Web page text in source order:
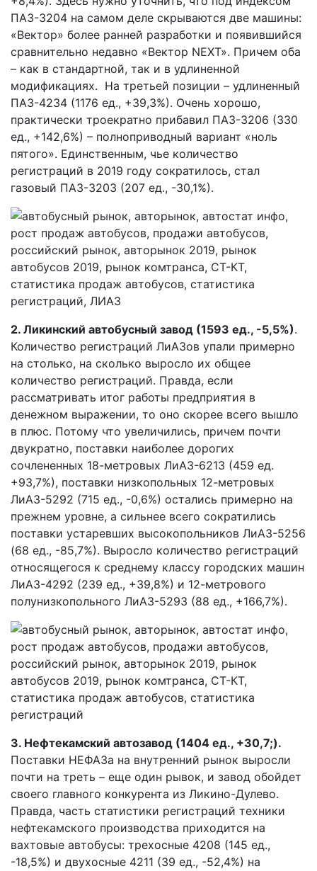
ПАЗ-3204 на самом деле скрываются две машины:
«Вектор» более ранней разработки и появившийся
сравнительно недавно «Вектор NEXT». Причем оба
– как в стандартной, так и в удлиненной
модификациях. На третьей позиции – удлиненный
ПАЗ-4234 (1176 ед., +39,3%). Очень хорошо,
практически троекратно прибавил ПАЗ-3206 (330
ед., +142,6%) – полноприводный вариант «ноль
пятого». Единственным, чье количество
регистраций в 2019 году сократилось, стал
газовый ПАЗ-3203 (207 ед., -30,1%).
2. Ликинский автобусный завод (1593 ед., -5,5%).
Количество регистраций ЛиАЗов упали примерно
на столько, на сколько выросло их общее
количество регистраций. Правда, если
рассматривать итог работы предприятия в
денежном выражении, то оно скорее всего вышло
в плюс. Потому что увеличились, причем почти
двукратно, поставки наиболее дорогих
сочлененных 18-метровых ЛиАЗ-6213 (459 ед.
+93,7%), поставки низкопольных 12-метровых
ЛиАЗ-5292 (715 ед., -0,6%) остались примерно на
прежнем уровне, а сильнее всего сократились
поставки устаревших высокопольников ЛиАЗ-5256
(68 ед., -85,7%). Выросло количество регистраций
относящегося к среднему классу городских машин
ЛиАЗ-4292 (239 ед., +39,8%) и 12-метрового
полунизкопольного ЛиАЗ-5293 (88 ед., +166,7%).
3. Нефтекамский автозавод (1404 ед., +30,7;).
Поставки НЕФАЗа на внутренний рынок выросли
почти на треть – еще один рывок, и завод обойдет
своего главного конкурента из Ликино-Дулево.
Правда, часть статистики регистраций техники
нефтекамского производства приходится на
вахтовые автобусы: трехосные 4208 (145 ед.,
-18,5%) и двухосные 4211 (39 ед., -52,4%) на